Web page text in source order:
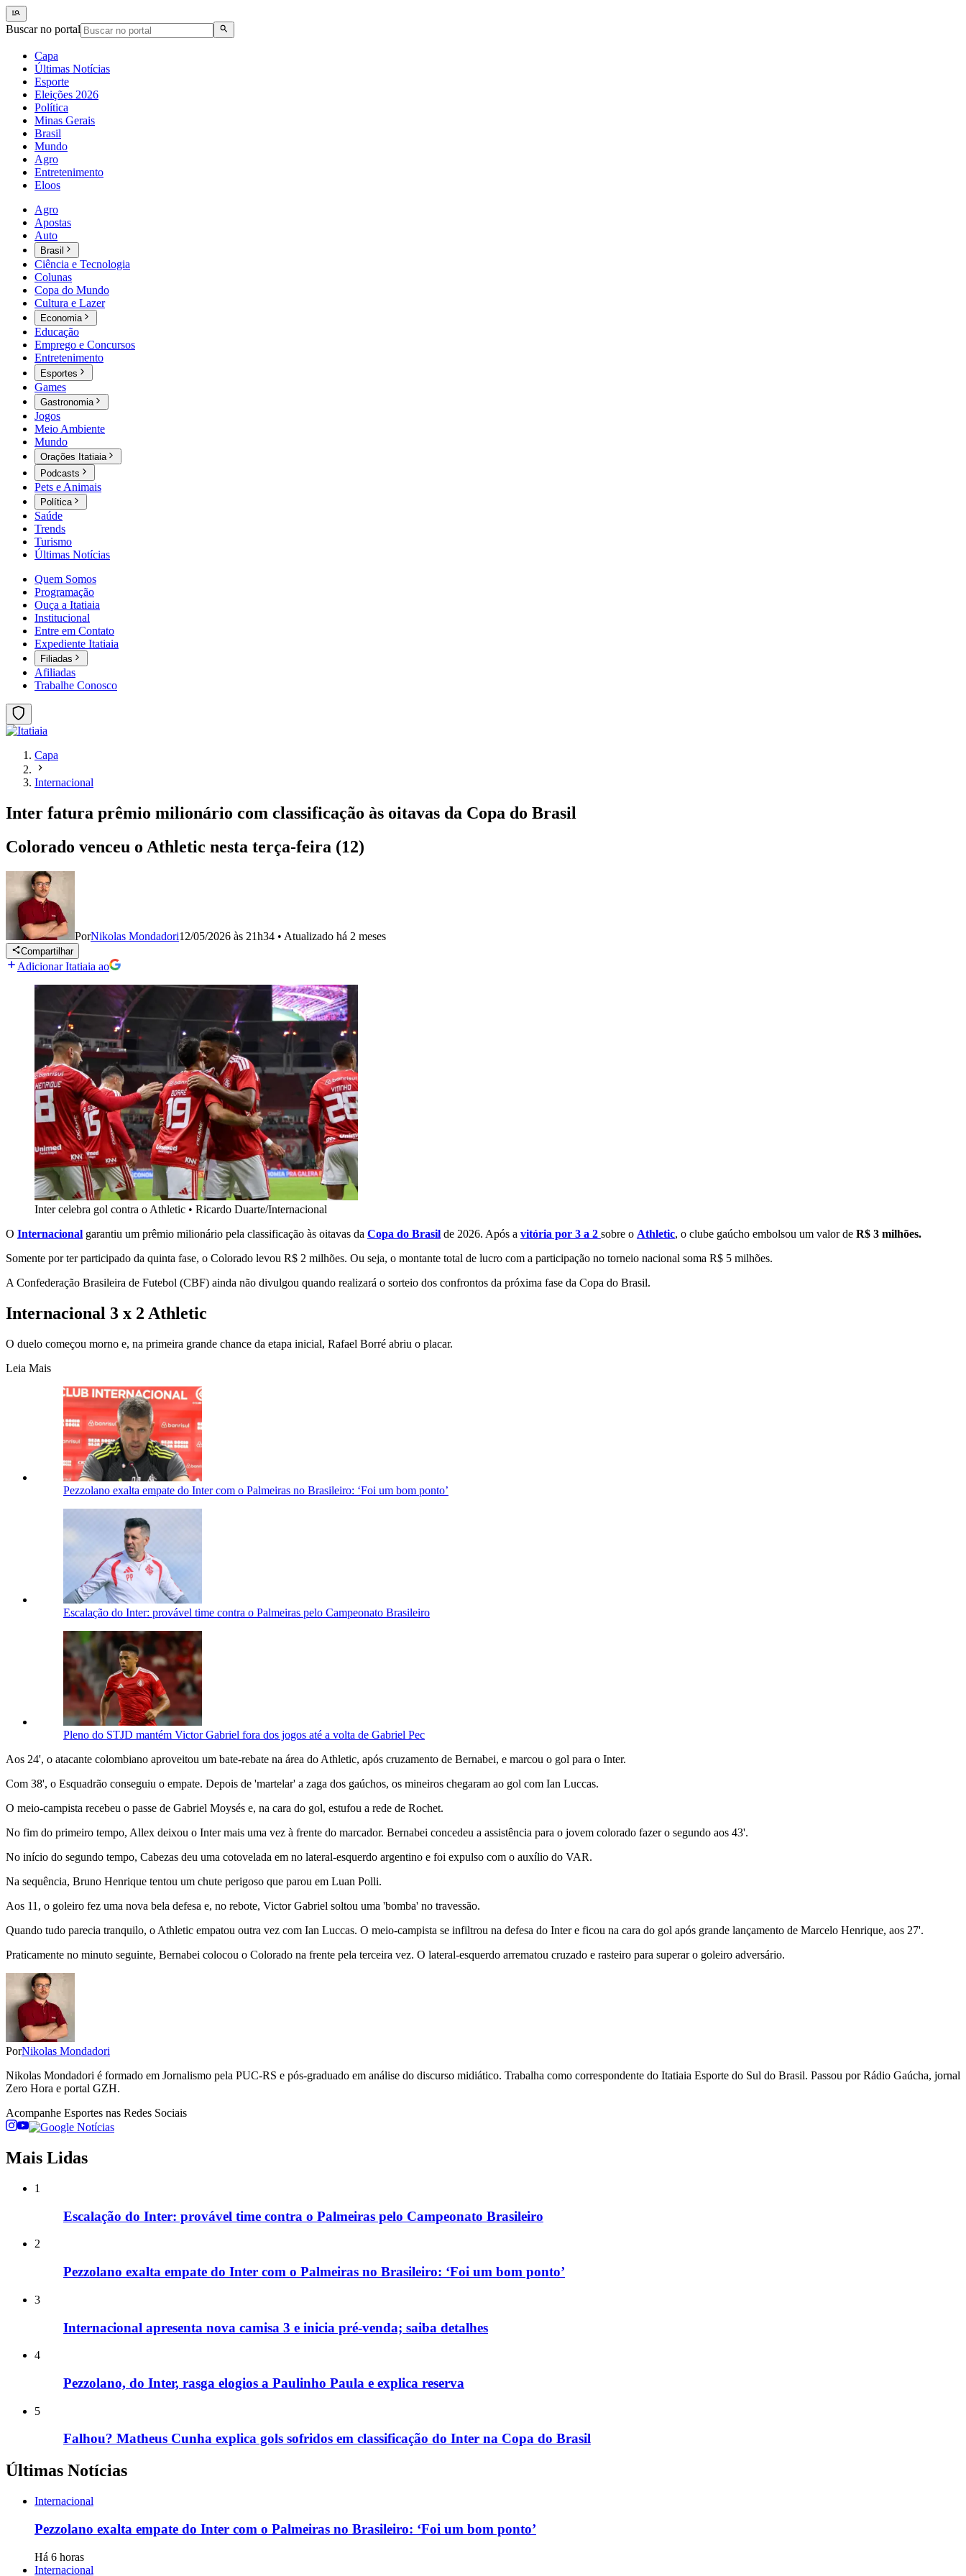
Buscar no portal
Capa
Últimas Notícias
Esporte
Eleições 2026
Política
Minas Gerais
Brasil
Mundo
Agro
Entretenimento
Eloos
Agro
Apostas
Auto
Brasil
Ciência e Tecnologia
Colunas
Copa do Mundo
Cultura e Lazer
Economia
Educação
Emprego e Concursos
Entretenimento
Esportes
Games
Gastronomia
Jogos
Meio Ambiente
Mundo
Orações Itatiaia
Podcasts
Pets e Animais
Política
Saúde
Trends
Turismo
Últimas Notícias
Quem Somos
Programação
Ouça a Itatiaia
Institucional
Entre em Contato
Expediente Itatiaia
Filiadas
Afiliadas
Trabalhe Conosco
Capa
Internacional
Inter fatura prêmio milionário com classificação às oitavas da Copa do Brasil
Colorado venceu o Athletic nesta terça-feira (12)
PorNikolas Mondadori12/05/2026 às 21h34 • Atualizado há 2 meses
Compartilhar
Adicionar Itatiaia ao
Inter celebra gol contra o Athletic • Ricardo Duarte/Internacional
O Internacional garantiu um prêmio milionário pela classificação às oitavas da Copa do Brasil de 2026. Após a vitória por 3 a 2 sobre o Athletic, o clube gaúcho embolsou um valor de R$ 3 milhões.
Somente por ter participado da quinta fase, o Colorado levou R$ 2 milhões. Ou seja, o montante total de lucro com a participação no torneio nacional soma R$ 5 milhões.
A Confederação Brasileira de Futebol (CBF) ainda não divulgou quando realizará o sorteio dos confrontos da próxima fase da Copa do Brasil.
Internacional 3 x 2 Athletic
O duelo começou morno e, na primeira grande chance da etapa inicial, Rafael Borré abriu o placar.
Leia Mais
Pezzolano exalta empate do Inter com o Palmeiras no Brasileiro: ‘Foi um bom ponto’
Escalação do Inter: provável time contra o Palmeiras pelo Campeonato Brasileiro
Pleno do STJD mantém Victor Gabriel fora dos jogos até a volta de Gabriel Pec
Aos 24', o atacante colombiano aproveitou um bate-rebate na área do Athletic, após cruzamento de Bernabei, e marcou o gol para o Inter.
Com 38', o Esquadrão conseguiu o empate. Depois de 'martelar' a zaga dos gaúchos, os mineiros chegaram ao gol com Ian Luccas.
O meio-campista recebeu o passe de Gabriel Moysés e, na cara do gol, estufou a rede de Rochet.
No fim do primeiro tempo, Allex deixou o Inter mais uma vez à frente do marcador. Bernabei concedeu a assistência para o jovem colorado fazer o segundo aos 43'.
No início do segundo tempo, Cabezas deu uma cotovelada em no lateral-esquerdo argentino e foi expulso com o auxílio do VAR.
Na sequência, Bruno Henrique tentou um chute perigoso que parou em Luan Polli.
Aos 11, o goleiro fez uma nova bela defesa e, no rebote, Victor Gabriel soltou uma 'bomba' no travessão.
Quando tudo parecia tranquilo, o Athletic empatou outra vez com Ian Luccas. O meio-campista se infiltrou na defesa do Inter e ficou na cara do gol após grande lançamento de Marcelo Henrique, aos 27'.
Praticamente no minuto seguinte, Bernabei colocou o Colorado na frente pela terceira vez. O lateral-esquerdo arrematou cruzado e rasteiro para superar o goleiro adversário.
PorNikolas Mondadori
Nikolas Mondadori é formado em Jornalismo pela PUC-RS e pós-graduado em análise do discurso midiático. Trabalha como correspondente do Itatiaia Esporte do Sul do Brasil. Passou por Rádio Gaúcha, jornal
Zero Hora e portal GZH.
Acompanhe Esportes nas Redes Sociais
Mais Lidas
1
Escalação do Inter: provável time contra o Palmeiras pelo Campeonato Brasileiro
2
Pezzolano exalta empate do Inter com o Palmeiras no Brasileiro: ‘Foi um bom ponto’
3
Internacional apresenta nova camisa 3 e inicia pré-venda; saiba detalhes
4
Pezzolano, do Inter, rasga elogios a Paulinho Paula e explica reserva
5
Falhou? Matheus Cunha explica gols sofridos em classificação do Inter na Copa do Brasil
Últimas Notícias
Internacional
Pezzolano exalta empate do Inter com o Palmeiras no Brasileiro: ‘Foi um bom ponto’
Há 6 horas
Internacional